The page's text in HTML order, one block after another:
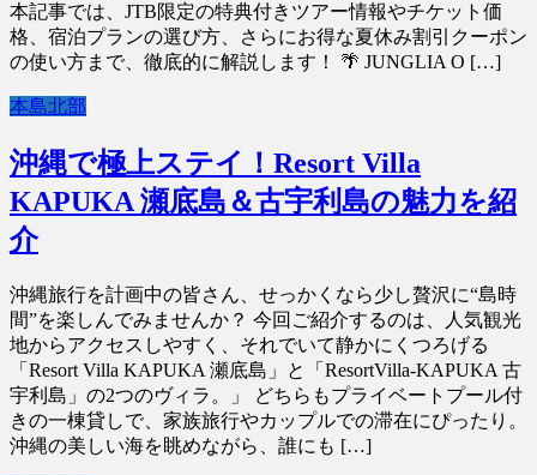
本記事では、JTB限定の特典付きツアー情報やチケット価
格、宿泊プランの選び方、さらにお得な夏休み割引クーポン
の使い方まで、徹底的に解説します！ 🌴 JUNGLIA O […]
本島北部
沖縄で極上ステイ！Resort Villa
KAPUKA 瀬底島＆古宇利島の魅力を紹
介
沖縄旅行を計画中の皆さん、せっかくなら少し贅沢に“島時
間”を楽しんでみませんか？ 今回ご紹介するのは、人気観光
地からアクセスしやすく、それでいて静かにくつろげる
「Resort Villa KAPUKA 瀬底島」と「ResortVilla-KAPUKA 古
宇利島」の2つのヴィラ。」 どちらもプライベートプール付
きの一棟貸しで、家族旅行やカップルでの滞在にぴったり。
沖縄の美しい海を眺めながら、誰にも […]